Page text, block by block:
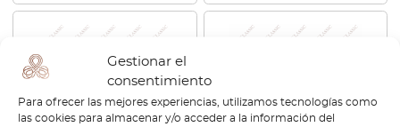
Gestionar el
consentimiento
Para ofrecer las mejores experiencias, utilizamos tecnologías como
las cookies para almacenar y/o acceder a la información del